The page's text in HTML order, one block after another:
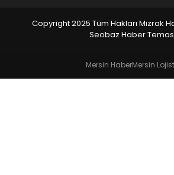
Copyright 2025 Tüm Hakları Mızrak
Seobaz Haber
Mersin HaberMersin